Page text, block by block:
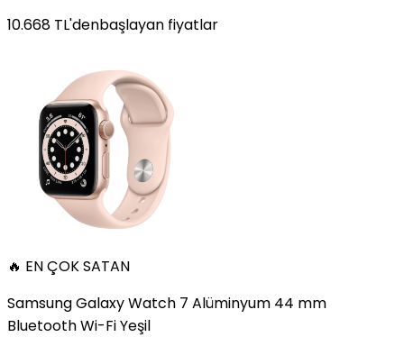
10.668 TL'denbaşlayan fiyatlar
🔥 EN ÇOK SATAN
Samsung Galaxy Watch 7 Alüminyum 44 mm
Bluetooth Wi-Fi Yeşil